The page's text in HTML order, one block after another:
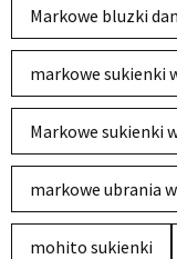
Markowe bluzki
markowe sukienki
Markowe sukienki
markowe ubrania
mohito sukienki